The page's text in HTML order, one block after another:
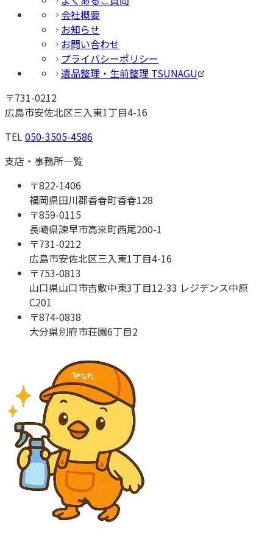
会社概要
お知らせ
お問い合わせ
プライバシーポリシー
遺品整理・生前整理 TSUNAGU
〒731-0212
広島市安佐北区三入東1丁目4-16
TEL050-3505-4586
支店・事務所一覧
〒822-1406
福岡県田川郡香春町香春128
〒859-0115
長崎県諫早市高来町西尾200-1
〒731-0212
広島市安佐北区三入東1丁目4-16
〒753-0813
山口県山口市吉敷中東3丁目12-33 レジデンス中原
C201
〒874-0838
大分県別府市荘園6丁目2